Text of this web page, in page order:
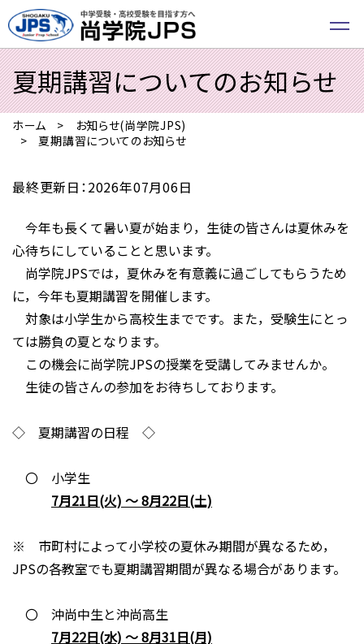
夏期講習についてのお知らせ
ホーム
お知らせ(尚学院JPS)
夏期講習についてのお知らせ
最終更新日：2026年07月06日
今年も長くて暑い夏が始まり，生徒の皆さんは夏休みを
心待ちにしていることと思います。
尚学院JPSでは，夏休みを有意義に過ごしてもらうため
に，今年も夏期講習を開催します。
対象は小学生から高校生までです。また，受験生にとっ
ては勝負の夏となります。
この機会に尚学院JPSの授業を受講してみませんか。
生徒の皆さんの参加をお待ちしております。
◇ 夏期講習の日程 ◇
〇 小学生
7月21日(火) ～ 8月22日(土)
※ 市町村によって小学校の夏休み期間が異なるため，
JPSの各教室でも夏期講習期間が異なる場合があります。
〇 沖尚中生と沖尚高生
7月22日(水) ～ 8月31日(月)